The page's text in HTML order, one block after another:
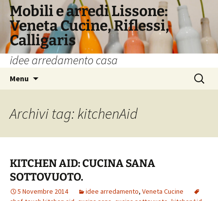
Vai
contenuto
Mobili e arredi Lissone:
Veneta Cucine, Riflessi,
Calligaris
idee arredamento casa
Menu
Ricerca
per:
Archivi tag: kitchenAid
KITCHEN AID: CUCINA SANA
SOTTOVUOTO.
5 Novembre 2014 idee arredamento, Veneta Cucine